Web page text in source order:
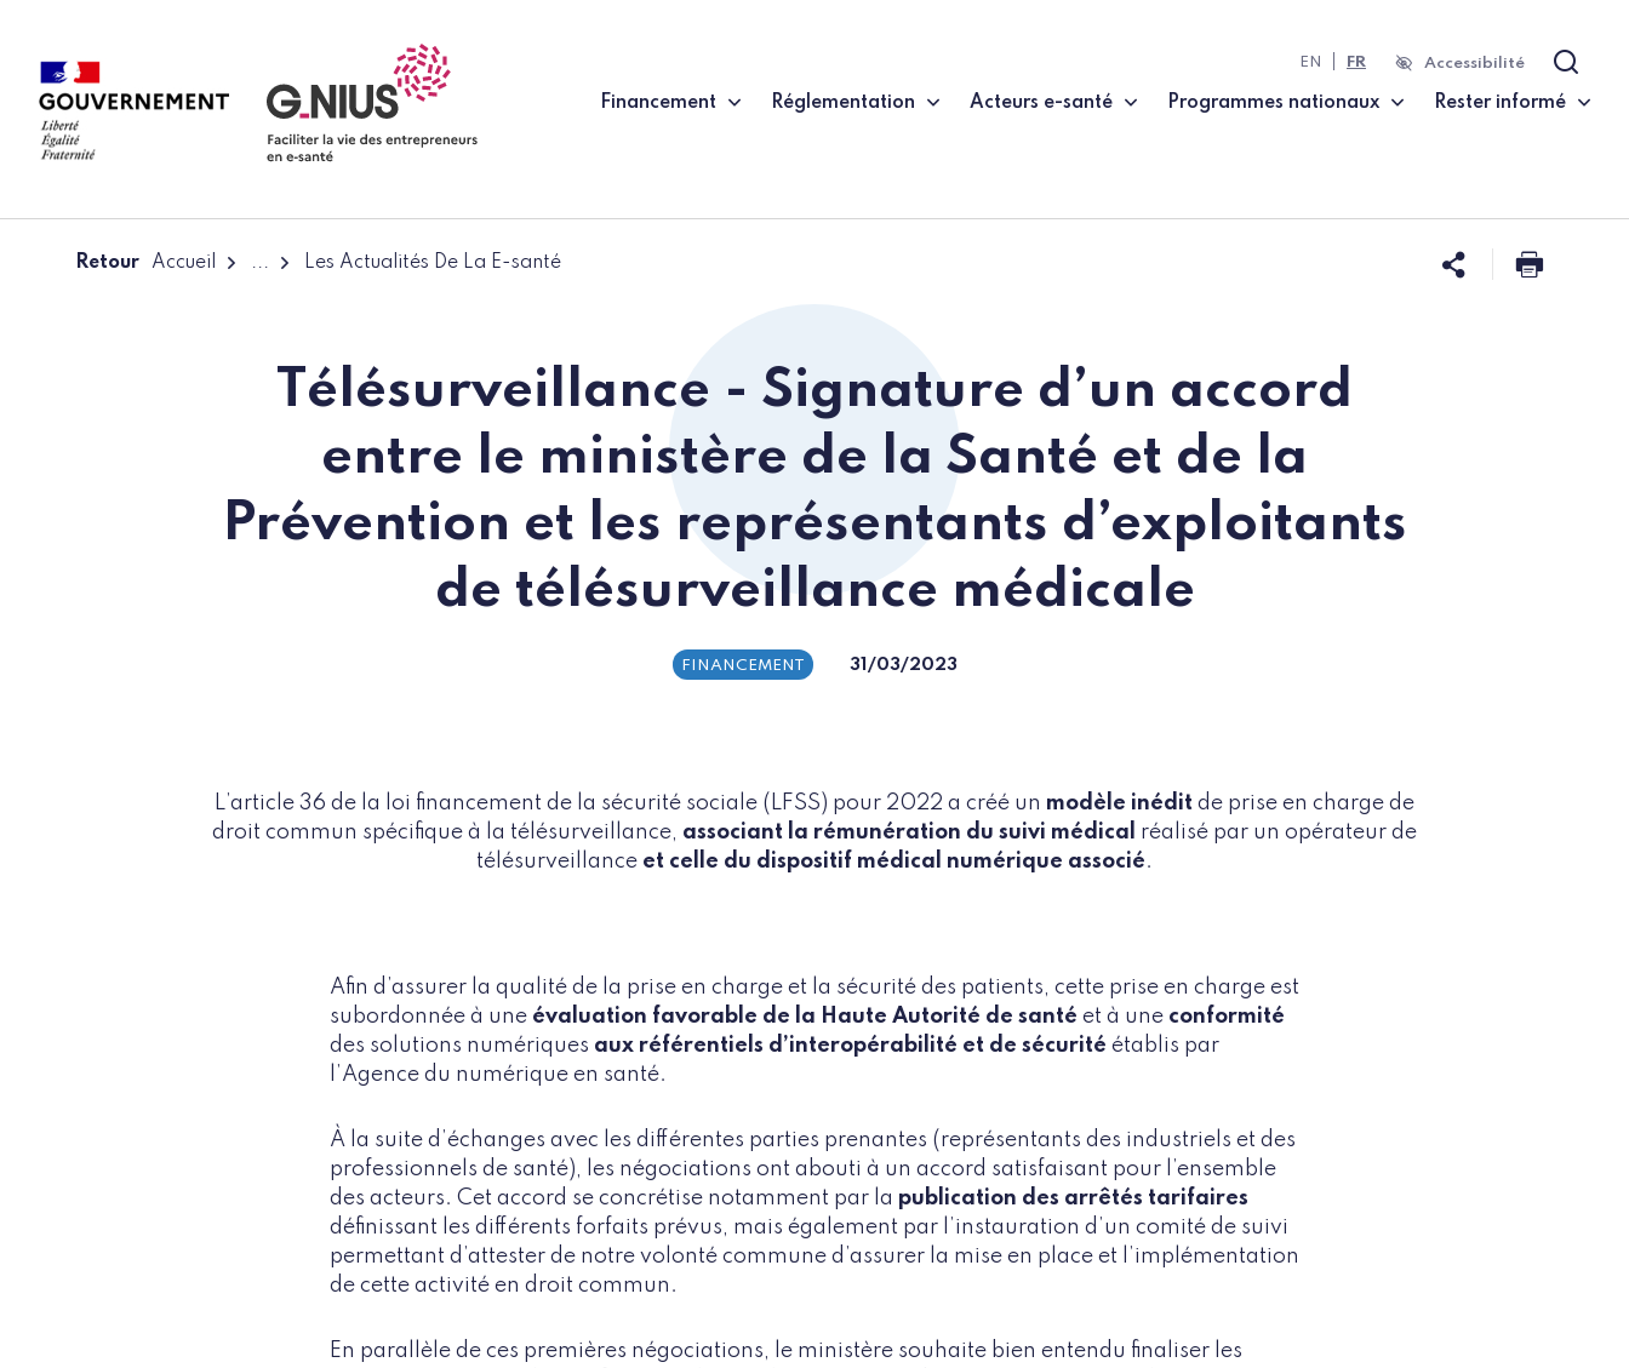
Financement Réglementation Acteurs e-santé Programmes nationaux Rester informé
EN FR Accessibilité
Retour Accueil ... Les Actualités De La E-santé Partager
Télésurveillance - Signature d’un accord
entre le ministère de la Santé et de la
Prévention et les représentants d’exploitants
de télésurveillance médicale
FINANCEMENT 31/03/2023
L’article 36 de la loi financement de la sécurité sociale (LFSS) pour 2022 a créé un modèle inédit de prise en charge de
droit commun spécifique à la télésurveillance, associant la rémunération du suivi médical réalisé par un opérateur de
télésurveillance et celle du dispositif médical numérique associé.
Afin d’assurer la qualité de la prise en charge et la sécurité des patients, cette prise en charge est
subordonnée à une évaluation favorable de la Haute Autorité de santé et à une conformité
des solutions numériques aux référentiels d’interopérabilité et de sécurité établis par
l’Agence du numérique en santé.
À la suite d’échanges avec les différentes parties prenantes (représentants des industriels et des
professionnels de santé), les négociations ont abouti à un accord satisfaisant pour l’ensemble
des acteurs. Cet accord se concrétise notamment par la publication des arrêtés tarifaires
définissant les différents forfaits prévus, mais également par l’instauration d’un comité de suivi
permettant d’attester de notre volonté commune d’assurer la mise en place et l’implémentation
de cette activité en droit commun.
En parallèle de ces premières négociations, le ministère souhaite bien entendu finaliser les